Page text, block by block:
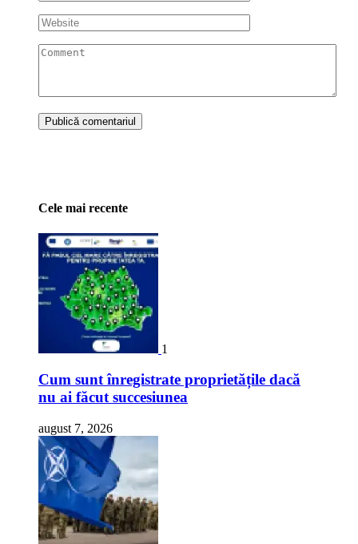
Cele mai recente
1
Cum sunt înregistrate proprietățile dacă
nu ai făcut succesiunea
august 7, 2026